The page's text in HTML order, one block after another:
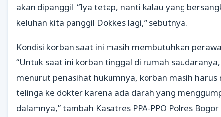
akan dipanggil. “Iya tetap, nanti kalau yang
keluhan kita panggil Dokkes lagi,” sebutnya.
Kondisi korban saat ini masih membutuhkan
“Untuk saat ini korban tinggal di rumah
menurut penasihat hukumnya, korban masih harus
telinga ke dokter karena ada darah yang
dalamnya,” tambah Kasatres PPA-PPO Polres Bogor